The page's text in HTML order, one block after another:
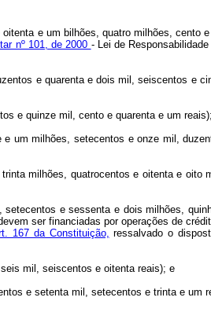
e um bilhões, quatro milhões, cento
nº 101, de 2000 - Lei de
e quarenta e dois mil, seiscentos e
e quinze mil, cento e quarenta e um
um milhões, setecentos e onze mil,
milhões, quatrocentos e oitenta e oito
e sessenta e dois milhões,
ser financiadas por operações de
167 da Constituição, ressalvado o
mil, seiscentos e oitenta reais); e
e setenta mil, setecentos e trinta e um